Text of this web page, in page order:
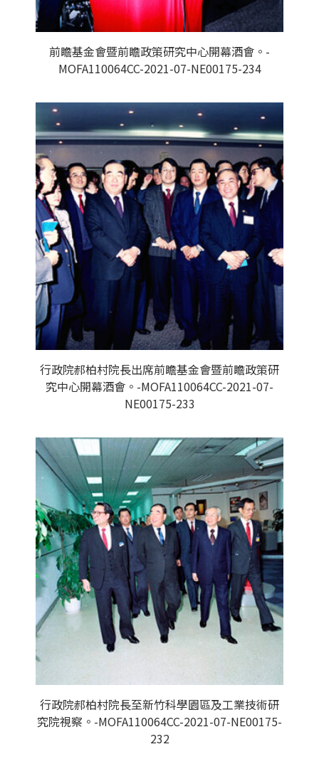
前瞻基金會暨前瞻政策研究中心開幕酒會。-
MOFA110064CC-2021-07-NE00175-234
行政院郝柏村院長出席前瞻基金會暨前瞻政策研
究中心開幕酒會。-MOFA110064CC-2021-07-
NE00175-233
行政院郝柏村院長至新竹科學園區及工業技術研
究院視察。-MOFA110064CC-2021-07-NE00175-
232